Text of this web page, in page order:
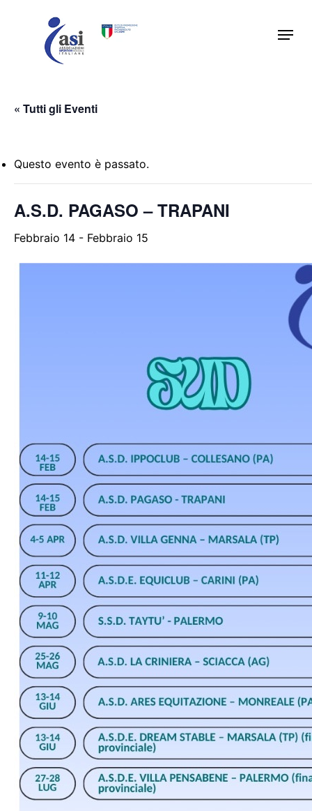
Menu
« Tutti gli Eventi
Questo evento è passato.
A.S.D. PAGASO – TRAPANI
Febbraio 14 - Febbraio 15